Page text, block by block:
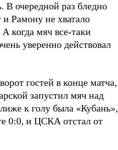
В очередной раз бледно
и Рамону не хватало
когда мяч все-таки
уверенно действовал
гостей в конце матча,
запустил мяч над
к голу была «Кубань»,
0:0, и ЦСКА отстал от